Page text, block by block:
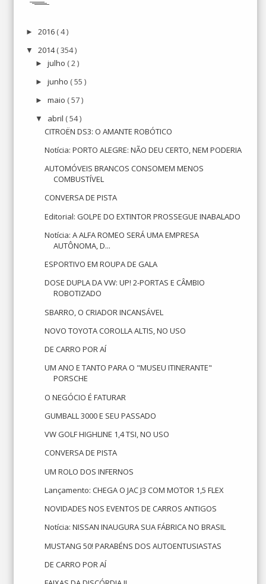
► 2016 ( 4 )
▼ 2014( 354 )
► julho ( 2 )
► junho ( 55 )
► maio ( 57 )
▼ abril ( 54 )
CITROËN DS3: O AMANTE ROBÓTICO
Notícia: PORTO ALEGRE: NÃO DEU CERTO, NEM PODERIA
AUTOMÓVEIS BRANCOS CONSOMEM MENOS
COMBUSTÍVEL
CONVERSA DE PISTA
Editorial: GOLPE DO EXTINTOR PROSSEGUE INABALADO
Notícia: A ALFA ROMEO SERÁ UMA EMPRESA
AUTÔNOMA, D...
ESPORTIVO EM ROUPA DE GALA
DOSE DUPLA DA VW: UP! 2-PORTAS E CÂMBIO
ROBOTIZADO
SBARRO, O CRIADOR INCANSÁVEL
NOVO TOYOTA COROLLA ALTIS, NO USO
DE CARRO POR AÍ
UM ANO E TANTO PARA O "MUSEU ITINERANTE"
PORSCHE
O NEGÓCIO É FATURAR
GUMBALL 3000 E SEU PASSADO
VW GOLF HIGHLINE 1,4 TSI, NO USO
CONVERSA DE PISTA
UM ROLO DOS INFERNOS
Lançamento: CHEGA O JAC J3 COM MOTOR 1,5 FLEX
NOVIDADES NOS EVENTOS DE CARROS ANTIGOS
Notícia: NISSAN INAUGURA SUA FÁBRICA NO BRASIL
MUSTANG 50! PARABÉNS DOS AUTOENTUSIASTAS
DE CARRO POR AÍ